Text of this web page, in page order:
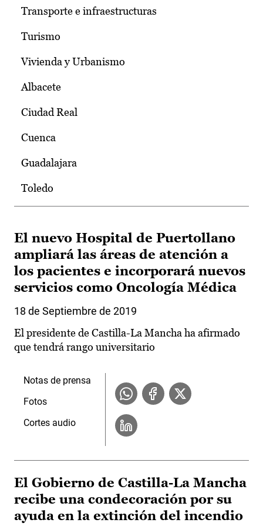
Transporte e infraestructuras
Turismo
Vivienda y Urbanismo
Albacete
Ciudad Real
Cuenca
Guadalajara
Toledo
El nuevo Hospital de Puertollano
ampliará las áreas de atención a
los pacientes e incorporará nuevos
servicios como Oncología Médica
18 de Septiembre de 2019
El presidente de Castilla-La Mancha ha afirmado
que tendrá rango universitario
Notas de prensa
Fotos
Cortes audio
El Gobierno de Castilla-La Mancha
recibe una condecoración por su
ayuda en la extinción del incendio